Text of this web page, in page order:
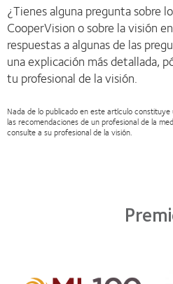
¿Tienes alguna pregunta sobre
CooperVision o sobre la visión
respuestas a algunas de las
una explicación más detallada,
tu profesional de la visión.
Nada de lo publicado en este artículo
las recomendaciones de un profesional de la
consulte a su profesional de la visión.